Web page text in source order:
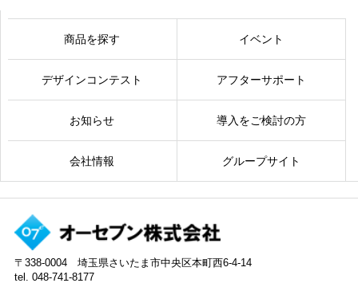
商品を探す イベント
デザインコンテスト アフターサポート
お知らせ 導入をご検討の方
会社情報 グループサイト
〒338-0004 埼玉県さいたま市中央区本町西6-4-14
tel. 048-741-8177